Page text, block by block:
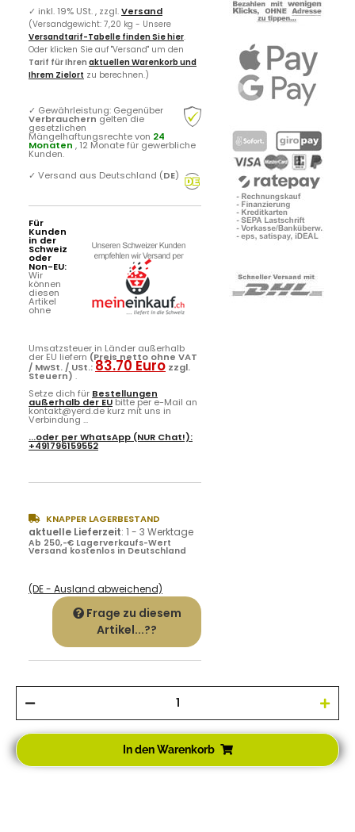
✓ inkl. 19% USt. , zzgl.Versand
(Versandgewicht: 7,20 kg - Unsere
Versandtarif-Tabelle finden Sie hier.
Oder klicken Sie auf "Versand" um den
Tarif für Ihren aktuellen Warenkorb und
Ihrem Zielort zu berechnen.)
✓ Gewährleistung: Gegenüber
Verbrauchern gelten die
gesetzlichen
Mängelhaftungsrechte von 24
Monaten , 12 Monate für gewerbliche
Kunden.
✓ Versand aus Deutschland (DE)
Für
Kunden
in der
Schweiz
oder
Non-EU:
Wir
können
diesen
Artikel
ohne
Umsatzsteuer in Länder außerhalb
der EU liefern (Preis netto ohne VAT
/ MwSt. / USt.:83.70 Euro zzgl.
Steuern) .
Setze dich für Bestellungen
außerhalb der EUbitte per e-Mail an
kontakt@yerd.de kurz mit uns in
Verbindung ...
...oder perWhatsApp (NUR Chat!):
+491796159552
KNAPPER LAGERBESTAND
aktuelle Lieferzeit: 1 - 3 Werktage
Ab 250,-€ Lagerverkaufs-Wert
Versand kostenlos in Deutschland
(DE - Ausland abweichend)
Frage zu diesem
Artikel...??
In den Warenkorb